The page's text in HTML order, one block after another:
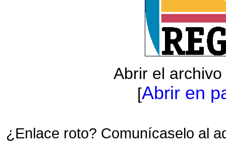
Abrir el
[Abrir en
¿Enlace roto? Comunícaselo al